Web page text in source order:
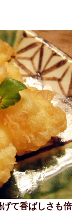
て香ばしさも倍